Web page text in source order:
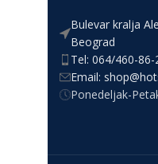
Bulevar kralja
Beograd
Tel: 064/460-86-
Email:
Ponedeljak-